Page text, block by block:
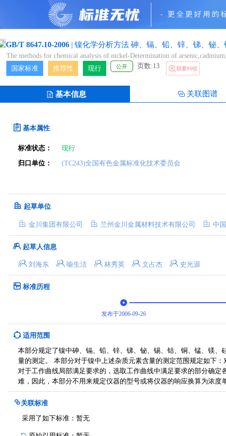
GB/T 8647.10-2006 | 镍化学分析方法 砷、镉、铅、锌、锑、铋
The methods for chemical analysis of nickel-Determination of
国家标准
推荐性 现行 公开 页数:13 我要纠错
基本信息 关联图谱
基本属性
标准状态： 现行
归口单位： (TC243)全国有色金属标准化技术委员会
起草单位
金川集团有限公司 兰州金川金属材料技术有限公司 中
起草人信息
刘海东 喻生洁 林秀英 文占杰 史光源
标准历程
发布于2006-09-26
适用范围
本部分规定了镍中砷、镉、铅、锌、锑、铋、锡、钴、铜、锰、镁
量的测定。 本部分对于镍中上述杂质元素含量的测定范围规定如下
对于工作曲线局部满足要求的，选取工作曲线中满足要求的部分确
难，因此，本部分不用来规定仪器的型号或将仪器的响应换算为浓度
关联标准
采用了如下标准： 暂无